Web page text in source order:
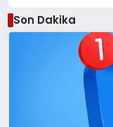
Son Dakika